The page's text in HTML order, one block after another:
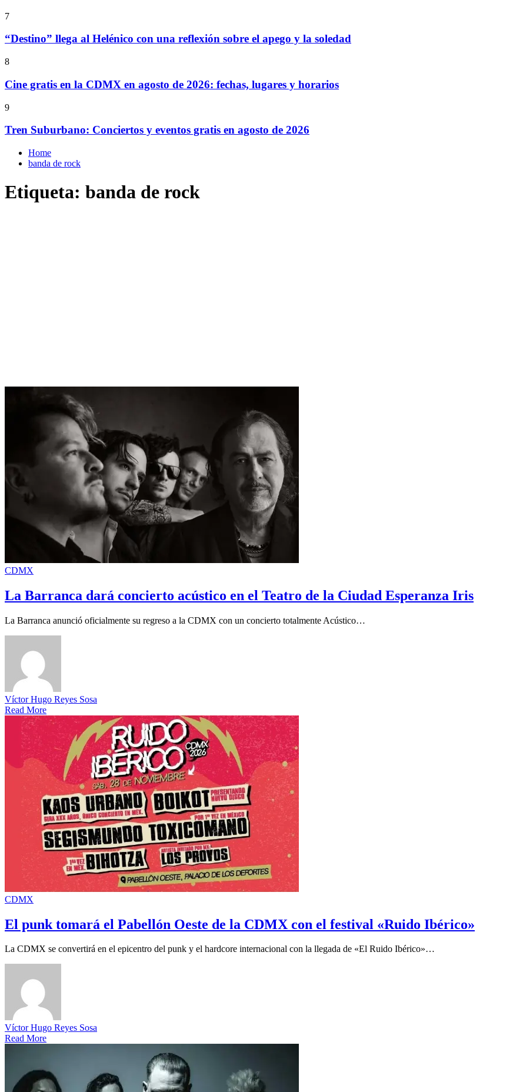
7
“Destino” llega al Helénico con una reflexión sobre el apego y la soledad
8
Cine gratis en la CDMX en agosto de 2026: fechas, lugares y horarios
9
Tren Suburbano: Conciertos y eventos gratis en agosto de 2026
Home
banda de rock
Etiqueta: banda de rock
CDMX
La Barranca dará concierto acústico en el Teatro de la Ciudad Esperanza Iris
La Barranca anunció oficialmente su regreso a la CDMX con un concierto totalmente Acústico…
Víctor Hugo Reyes Sosa
Read More
CDMX
El punk tomará el Pabellón Oeste de la CDMX con el festival «Ruido Ibérico»
La CDMX se convertirá en el epicentro del punk y el hardcore internacional con la llegada de «El Ruido Ibérico»…
Víctor Hugo Reyes Sosa
Read More